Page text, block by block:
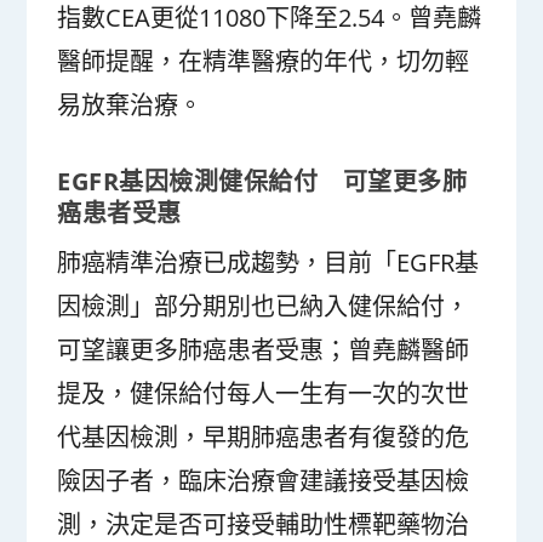
指數CEA更從11080下降至2.54。曾堯麟
醫師提醒，在精準醫療的年代，切勿輕
易放棄治療。
EGFR基因檢測健保給付 可望更多肺
癌患者受惠
肺癌精準治療已成趨勢，目前「EGFR基
因檢測」部分期別也已納入健保給付，
可望讓更多肺癌患者受惠；曾堯麟醫師
提及，健保給付每人一生有一次的次世
代基因檢測，早期肺癌患者有復發的危
險因子者，臨床治療會建議接受基因檢
測，決定是否可接受輔助性標靶藥物治